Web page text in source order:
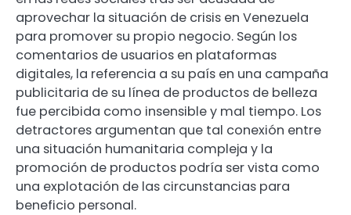
aprovechar la situación de crisis en Venezuela
para promover su propio negocio. Según los
comentarios de usuarios en plataformas
digitales, la referencia a su país en una campaña
publicitaria de su línea de productos de belleza
fue percibida como insensible y mal tiempo. Los
detractores argumentan que tal conexión entre
una situación humanitaria compleja y la
promoción de productos podría ser vista como
una explotación de las circunstancias para
beneficio personal.